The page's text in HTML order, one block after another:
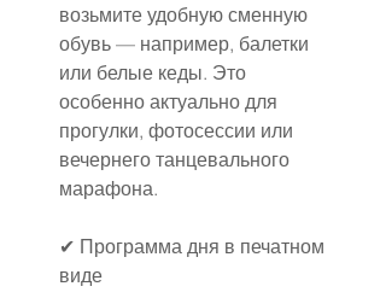
возьмите удобную сменную
обувь — например, балетки
или белые кеды. Это
особенно актуально для
прогулки, фотосессии или
вечернего танцевального
марафона.
✔ Программа дня в печатном
виде